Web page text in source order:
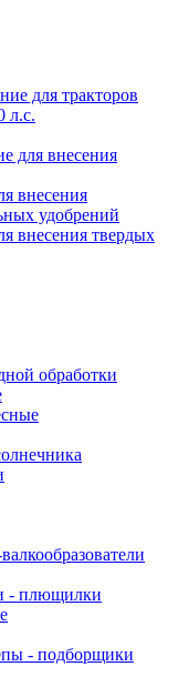
для тракторов
л.с.
для внесения
внесения
удобрений
внесения твердых
обработки
- плющилки
- подборщики